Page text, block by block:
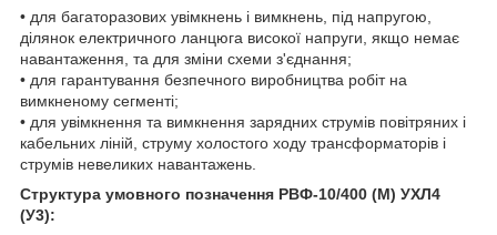
• для багаторазових увімкнень і вимкнень, під напругою,
ділянок електричного ланцюга високої напруги, якщо немає
навантаження, та для зміни схеми з'єднання;
• для гарантування безпечного виробництва робіт на
вимкненому сегменті;
• для увімкнення та вимкнення зарядних струмів повітряних і
кабельних ліній, струму холостого ходу трансформаторів і
струмів невеликих навантажень.
Структура умовного позначення РВФ-10/400 (М) УХЛ4
(У3):